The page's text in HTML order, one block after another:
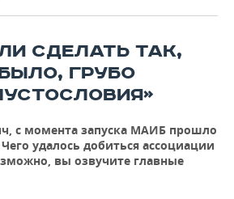
СДЕЛАТЬ ТАК,
ГРУБО
с момента запуска МАИБ прошло
удалось добиться ассоциации
вы озвучите главные